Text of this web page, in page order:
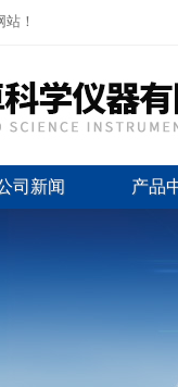
！
司新闻 产品